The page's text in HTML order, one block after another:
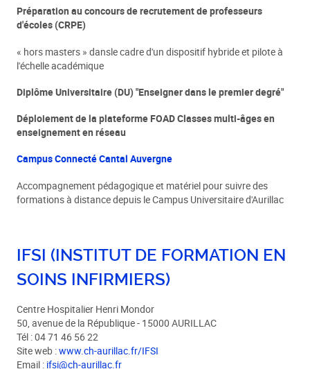
Préparation au concours de recrutement de professeurs
d'écoles (CRPE)
« hors masters » dansle cadre d'un dispositif hybride et pilote à
l'échelle académique
Diplôme Universitaire (DU) "Enseigner dans le premier degré"
Déploiement de la plateforme FOAD Classes multi-âges en
enseignement en réseau
Campus Connecté Cantal Auvergne
Accompagnement pédagogique et matériel pour suivre des
formations à distance depuis le Campus Universitaire d'Aurillac
IFSI (INSTITUT DE FORMATION EN
SOINS INFIRMIERS)
Centre Hospitalier Henri Mondor
50, avenue de la République - 15000 AURILLAC
Tél : 04 71 46 56 22
Site web :www.ch-aurillac.fr/IFSI
Email : ifsi@ch-aurillac.fr